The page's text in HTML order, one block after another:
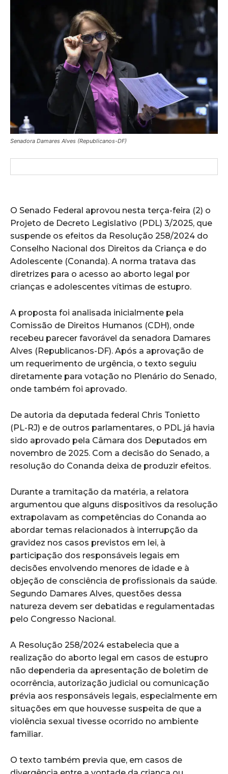
Senadora Damares Alves (Republicanos-DF)
O Senado Federal aprovou nesta terça-feira (2) o
Projeto de Decreto Legislativo (PDL) 3/2025, que
suspende os efeitos da Resolução 258/2024 do
Conselho Nacional dos Direitos da Criança e do
Adolescente (Conanda). A norma tratava das
diretrizes para o acesso ao aborto legal por
crianças e adolescentes vítimas de estupro.
A proposta foi analisada inicialmente pela
Comissão de Direitos Humanos (CDH), onde
recebeu parecer favorável da senadora Damares
Alves (Republicanos-DF). Após a aprovação de
um requerimento de urgência, o texto seguiu
diretamente para votação no Plenário do Senado,
onde também foi aprovado.
De autoria da deputada federal Chris Tonietto
(PL-RJ) e de outros parlamentares, o PDL já havia
sido aprovado pela Câmara dos Deputados em
novembro de 2025. Com a decisão do Senado, a
resolução do Conanda deixa de produzir efeitos.
Durante a tramitação da matéria, a relatora
argumentou que alguns dispositivos da resolução
extrapolavam as competências do Conanda ao
abordar temas relacionados à interrupção da
gravidez nos casos previstos em lei, à
participação dos responsáveis legais em
decisões envolvendo menores de idade e à
objeção de consciência de profissionais da saúde.
Segundo Damares Alves, questões dessa
natureza devem ser debatidas e regulamentadas
pelo Congresso Nacional.
A Resolução 258/2024 estabelecia que a
realização do aborto legal em casos de estupro
não dependeria da apresentação de boletim de
ocorrência, autorização judicial ou comunicação
prévia aos responsáveis legais, especialmente em
situações em que houvesse suspeita de que a
violência sexual tivesse ocorrido no ambiente
familiar.
O texto também previa que, em casos de